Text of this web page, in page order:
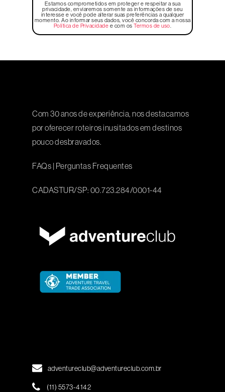
Estamos comprometidos em proteger e respeitar a sua
privacidade, enviaremos somente as informações de seu
interesse e você pode alterar suas preferências a qualquer
momento. Ao informar seus dados, você concorda com a nossa
Política de Privacidade e com osTermos de uso
Com 30 anos de experiência, nos destacamos
por oferecer roteiros inusitados em destinos
pouco desbravados.
FAQs | Perguntas Frequentes
CADASTUR/SP: 00.723.284/0001-44
adventureclub@adventureclub.com.br
(11) 5573-4142